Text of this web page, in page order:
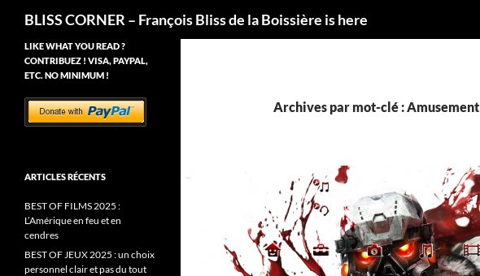
BLISS CORNER – François Bliss de la Boissière is here
Archives par mot-clé : Amusement
LIKE WHAT YOU READ ?
CONTRIBUEZ ! VISA, PAYPAL,
ETC. NO MINIMUM !
ARTICLES RÉCENTS
BEST OF FILMS 2025 :
L’Amérique en feu et en
cendres
BEST OF JEUX 2025 : un choix
personnel clair et pas du tout